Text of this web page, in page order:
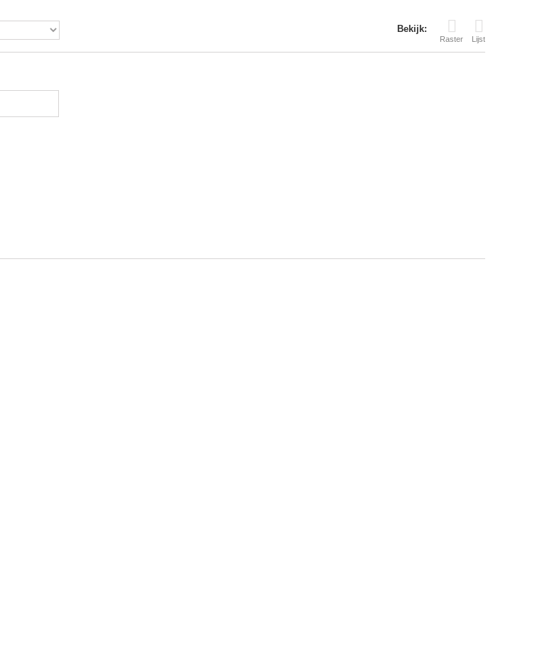
Bekijk:
Raster Lijst